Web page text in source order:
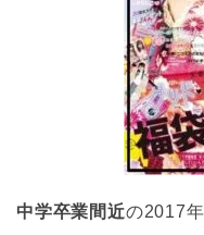
中学卒業間近の2017